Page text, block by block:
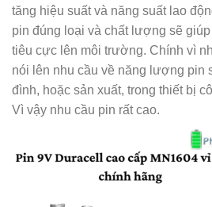
tăng hiệu suất và năng suất lao
pin đúng loại và chất lượng sẽ
tiêu cực lên môi trường. Chính vì
nói lên nhu cầu về năng lượng pin
đình, hoặc sản xuất, trong thiết bị
Vì vậy nhu cầu pin rất cao.